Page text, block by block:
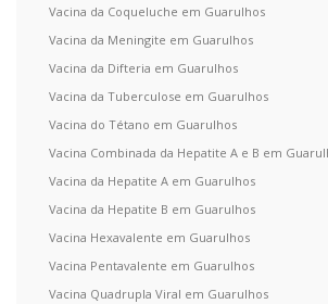
Vacina da Coqueluche em Guarulhos
Vacina da Meningite em Guarulhos
Vacina da Difteria em Guarulhos
Vacina da Tuberculose em Guarulhos
Vacina do Tétano em Guarulhos
Vacina Combinada da Hepatite A e B em
Vacina da Hepatite A em Guarulhos
Vacina da Hepatite B em Guarulhos
Vacina Hexavalente em Guarulhos
Vacina Pentavalente em Guarulhos
Vacina Quadrupla Viral em Guarulhos